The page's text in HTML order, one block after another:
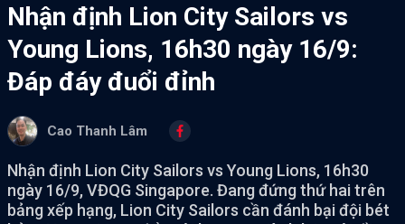
Nhận định Lion City Sailors vs
Young Lions, 16h30 ngày 16/9:
Đáp đáy đuổi đỉnh
Cao Thanh Lâm
Nhận định Lion City Sailors vs Young Lions, 16h30
ngày 16/9, VĐQG Singapore. Đang đứng thứ hai trên
bảng xếp hạng, Lion City Sailors cần đánh bại đội bét